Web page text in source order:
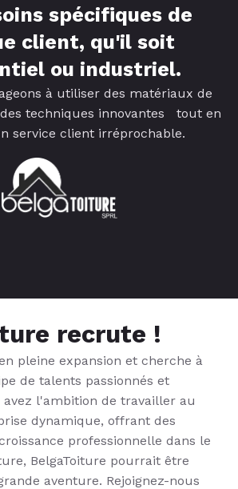
spécifiques de
client, qu'il soit
ou industriel.
à utiliser des matériaux de
techniques innovantes tout en
service client irréprochable.
recrute !
pleine expansion et cherche à
de talents passionnés et
avez l'ambition de travailler au
dynamique, offrant des
professionnelle dans le
BelgaToiture pourrait être
aventure. Rejoignez-nous